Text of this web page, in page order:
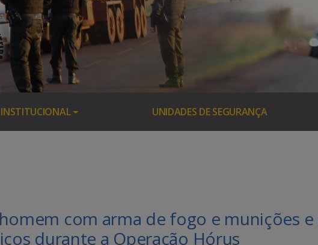
INSTITUCIONAL UNIDADES DE SEGURANÇA
com arma de fogo e munições
durante a Operação Hórus